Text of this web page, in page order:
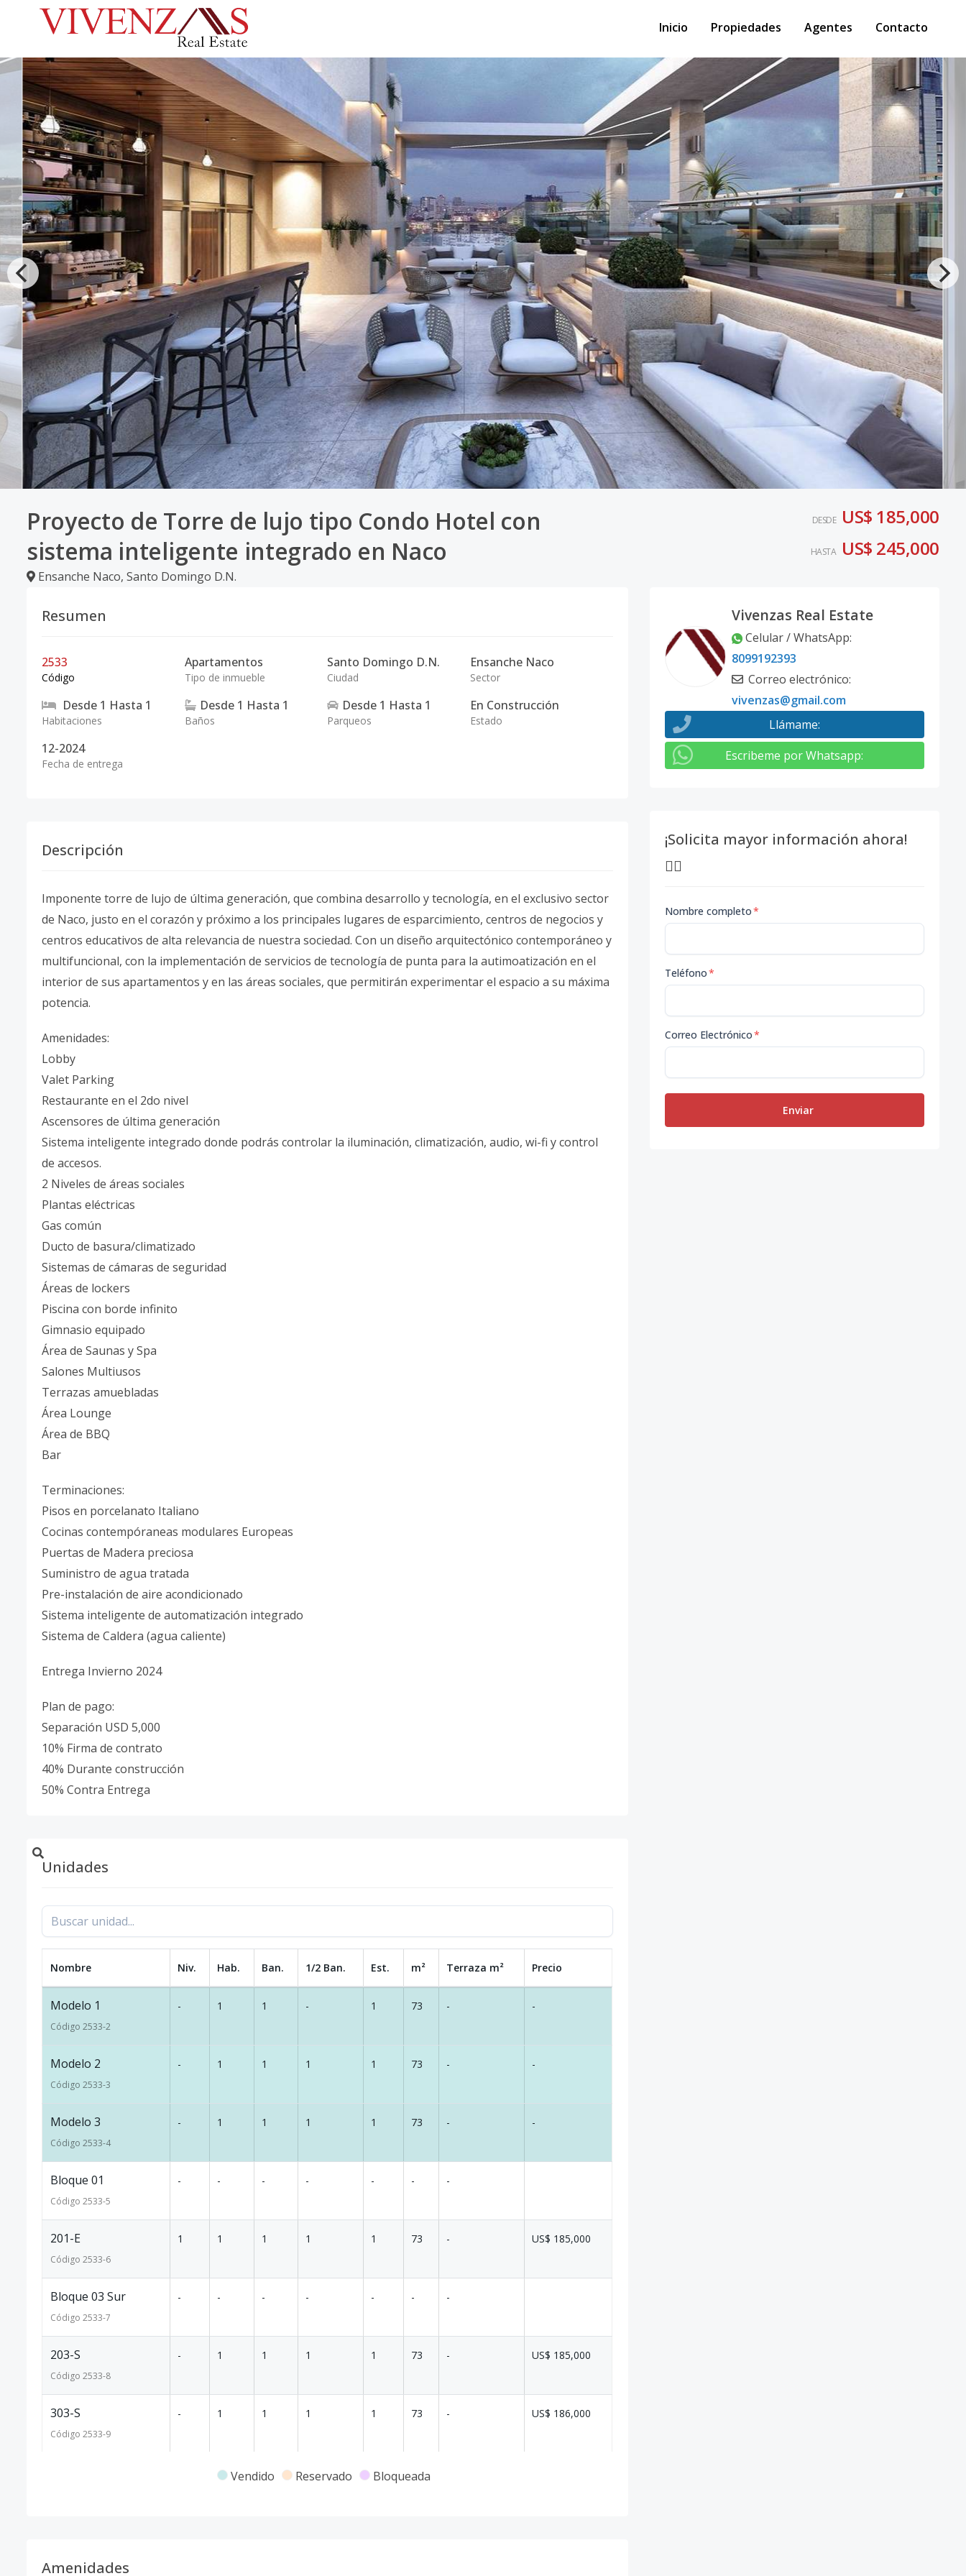
Inicio Propiedades Agentes Contacto
Proyecto de Torre de lujo tipo Condo Hotel con
sistema inteligente integrado en Naco
Ensanche Naco, Santo Domingo D.N.
DESDE US$ 185,000
HASTA US$ 245,000
Resumen
2533
Código
Apartamentos
Tipo de inmueble
Santo Domingo D.N.
Ciudad
Ensanche Naco
Sector
Desde 1 Hasta 1
Habitaciones
Desde 1 Hasta 1
Baños
Desde 1 Hasta 1
Parqueos
En Construcción
Estado
12-2024
Fecha de entrega
Descripción
Imponente torre de lujo de última generación, que combina desarrollo y tecnología, en el exclusivo sector
de Naco, justo en el corazón y próximo a los principales lugares de esparcimiento, centros de negocios y
centros educativos de alta relevancia de nuestra sociedad. Con un diseño arquitectónico contemporáneo y
multifuncional, con la implementación de servicios de tecnología de punta para la autimoatización en el
interior de sus apartamentos y en las áreas sociales, que permitirán experimentar el espacio a su máxima
potencia.
Amenidades:
Lobby
Valet Parking
Restaurante en el 2do nivel
Ascensores de última generación
Sistema inteligente integrado donde podrás controlar la iluminación, climatización, audio, wi-fi y control
de accesos.
2 Niveles de áreas sociales
Plantas eléctricas
Gas común
Ducto de basura/climatizado
Sistemas de cámaras de seguridad
Áreas de lockers
Piscina con borde infinito
Gimnasio equipado
Área de Saunas y Spa
Salones Multiusos
Terrazas amuebladas
Área Lounge
Área de BBQ
Bar
Terminaciones:
Pisos en porcelanato Italiano
Cocinas contempóraneas modulares Europeas
Puertas de Madera preciosa
Suministro de agua tratada
Pre-instalación de aire acondicionado
Sistema inteligente de automatización integrado
Sistema de Caldera (agua caliente)
Entrega Invierno 2024
Plan de pago:
Separación USD 5,000
10% Firma de contrato
40% Durante construcción
50% Contra Entrega
Unidades
Nombre Niv. Hab. Ban. 1/2 Ban. Est. m² Terraza m² Precio
Modelo 1
Código 2533-2
- 1 1 - 1 73 - -
Modelo 2
Código 2533-3
- 1 1 1 1 73 - -
Modelo 3
Código 2533-4
- 1 1 1 1 73 - -
Bloque 01
Código 2533-5
- - - - - - -
201-E
Código 2533-6
1 1 1 1 1 73 - US$ 185,000
Bloque 03 Sur
Código 2533-7
- - - - - - -
203-S
Código 2533-8
- 1 1 1 1 73 - US$ 185,000
303-S
Código 2533-9
- 1 1 1 1 73 - US$ 186,000
1 1 1 1 73
Vendido Reservado Bloqueada
Amenidades
Vivenzas Real Estate
Celular / WhatsApp:
8099192393
Correo electrónico:
vivenzas@gmail.com
Llámame:
Escribeme por Whatsapp:
¡Solicita mayor información ahora!
👇🏽
Nombre completo*
Teléfono*
Correo Electrónico*
Enviar